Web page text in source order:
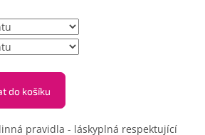
do košíku
pravidla - láskyplná respektující